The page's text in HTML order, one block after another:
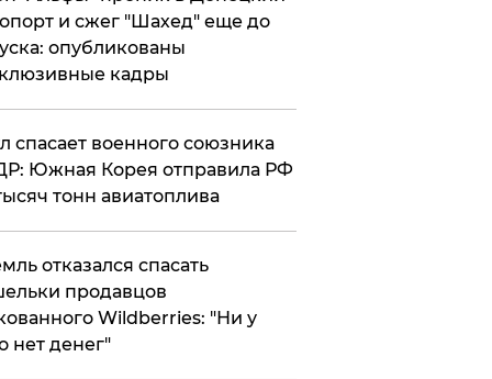
и сжег "Шахед" еще до
опубликованы
кадры
спасает военного союзника
Южная Корея отправила РФ
тонн авиатоплива
отказался спасать
продавцов
Wildberries: "Ни у
нет денег"